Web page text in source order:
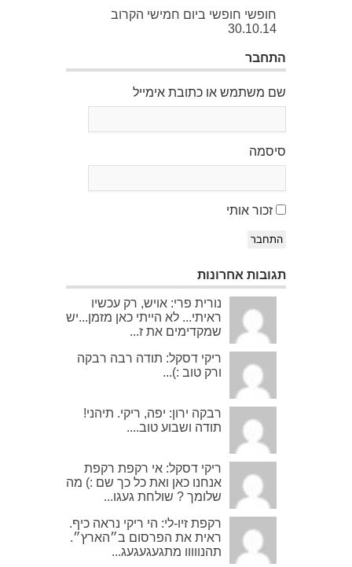
חופשי חופשי ביום חמישי הקרוב
30.10.14
התחבר
שם משתמש או כתובת אימייל
סיסמה
זכור אותי
התחבר
תגובות אחרונות
נורית פרי: אויש, רק עכשיו
ראיתי... לא הייתי כאן מזמן...יש
שמקדימים את ז...
ריקי דסקל: תודה רבה רבקה
ורק טוב :)...
רבקה ירון: יפה, ריקי. תיהני!
תודה ושבוע טוב....
ריקי דסקל: אי רקפת רקפת
אנחנו כאן ואת כל כך שם :) מה
שלומך ? שולחת געגו...
רקפת זיו-לי: הי ריקי נראה כיף.
ראית את הפרסום ב״הארץ״.
תהנווווו מתגעגעגעג...